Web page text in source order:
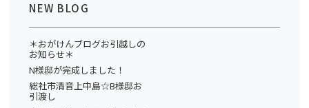
NEW BLOG
＊おがけんブログお引越しの
お知らせ＊
N様邸が完成しました！
総社市清音上中島☆B様邸お
引渡し